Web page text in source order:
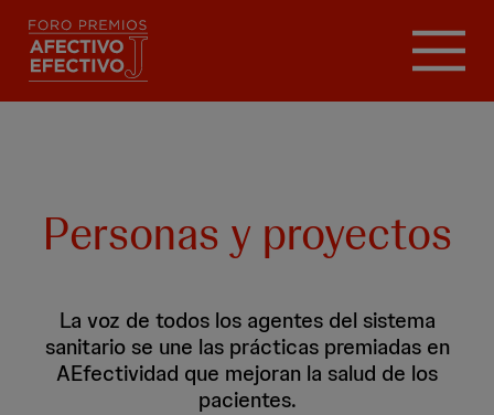
Pasar
Personas y proyectos
La voz de todos los agentes del sistema
sanitario se une las prácticas premiadas en
AEfectividad que mejoran la salud de los
pacientes.